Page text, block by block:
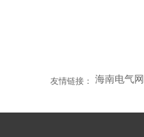
友情链接： 海南电气网